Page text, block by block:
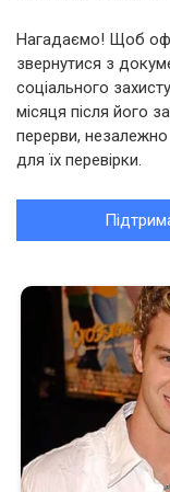
Нагадаємо! Щоб
звернутися з
соціального
місяця після його
перерви, незалежно
для їх перевірки.